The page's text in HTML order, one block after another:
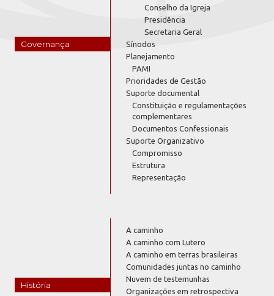
Governança
Conselho da Igreja
Presidência
Secretaria Geral
Sínodos
Planejamento
PAMI
Prioridades de Gestão
Suporte documental
Constituição e regulamentações
complementares
Documentos Confessionais
Suporte Organizativo
Compromisso
Estrutura
Representação
História
A caminho
A caminho com Lutero
A caminho em terras brasileiras
Comunidades juntas no caminho
Nuvem de testemunhas
Organizações em retrospectiva